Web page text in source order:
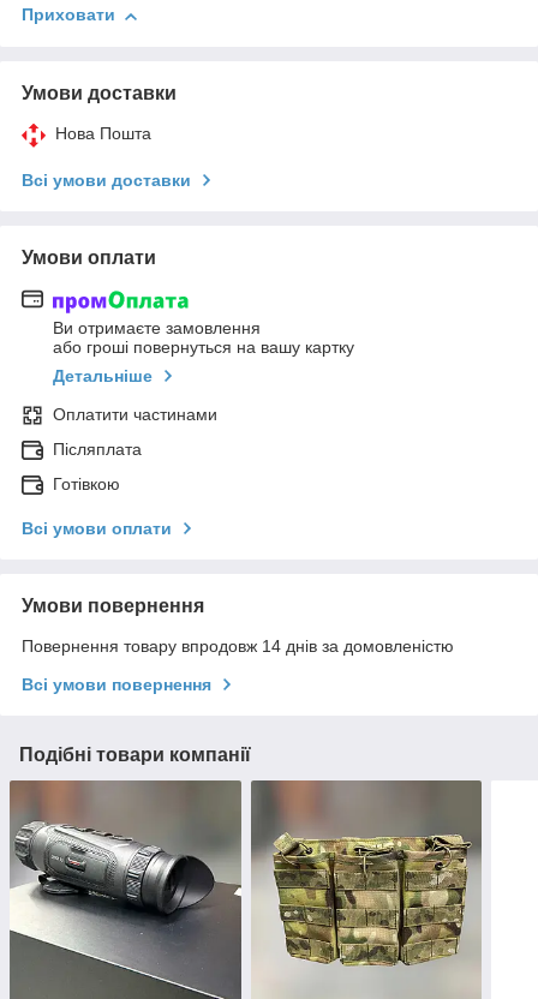
Приховати
Умови доставки
Нова Пошта
Всі умови доставки
Умови оплати
Ви отримаєте замовлення
або гроші повернуться на вашу картку
Детальніше
Оплатити частинами
Післяплата
Готівкою
Всі умови оплати
Умови повернення
Повернення товару впродовж 14 днів за домовленістю
Всі умови повернення
Подібні товари компанії